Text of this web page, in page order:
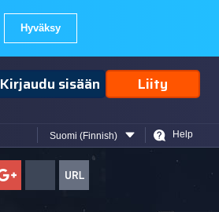
Kirjaudu sisään Liity
Suomi (Finnish) Help